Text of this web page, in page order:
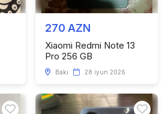
270 AZN
Xiaomi Redmi Note 13
Pro 256 GB
Bakı 28 iyun 2026